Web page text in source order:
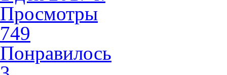
Просмотры
749
Понравилось